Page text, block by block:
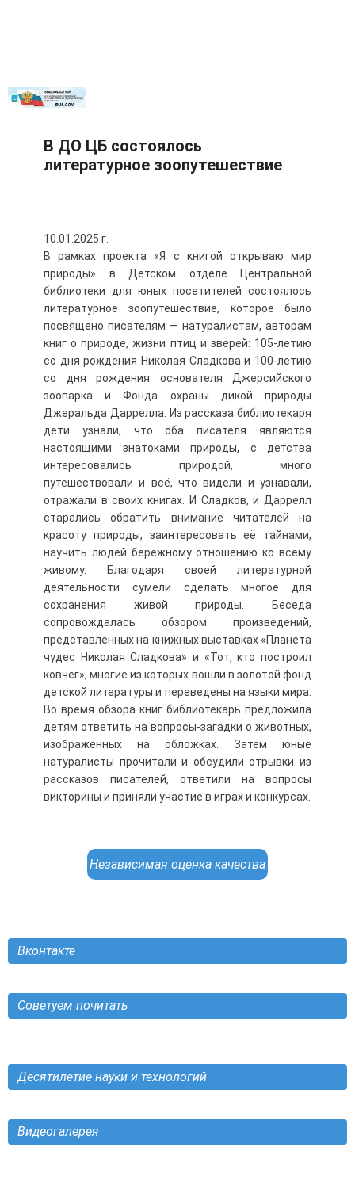
В ДО ЦБ состоялось
литературное зоопутешествие
10.01.2025 г.
В рамках проекта «Я с книгой открываю мир
природы» в Детском отделе Центральной
библиотеки для юных посетителей состоялось
литературное зоопутешествие, которое было
посвящено писателям — натуралистам, авторам
книг о природе, жизни птиц и зверей: 105-летию
со дня рождения Николая Сладкова и 100-летию
со дня рождения основателя Джерсийского
зоопарка и Фонда охраны дикой природы
Джеральда Даррелла. Из рассказа библиотекаря
дети узнали, что оба писателя являются
настоящими знатоками природы, с детства
интересовались природой, много
путешествовали и всё, что видели и узнавали,
отражали в своих книгах. И Сладков, и Даррелл
старались обратить внимание читателей на
красоту природы, заинтересовать её тайнами,
научить людей бережному отношению ко всему
живому. Благодаря своей литературной
деятельности сумели сделать многое для
сохранения живой природы. Беседа
сопровождалась обзором произведений,
представленных на книжных выставках «Планета
чудес Николая Сладкова» и «Тот, кто построил
ковчег», многие из которых вошли в золотой фонд
детской литературы и переведены на языки мира.
Во время обзора книг библиотекарь предложила
детям ответить на вопросы-загадки о животных,
изображенных на обложках. Затем юные
натуралисты прочитали и обсудили отрывки из
рассказов писателей, ответили на вопросы
викторины и приняли участие в играх и конкурсах.
Независимая оценка качества
Вконтакте
Советуем почитать
Десятилетие науки и технологий
Видеогалерея